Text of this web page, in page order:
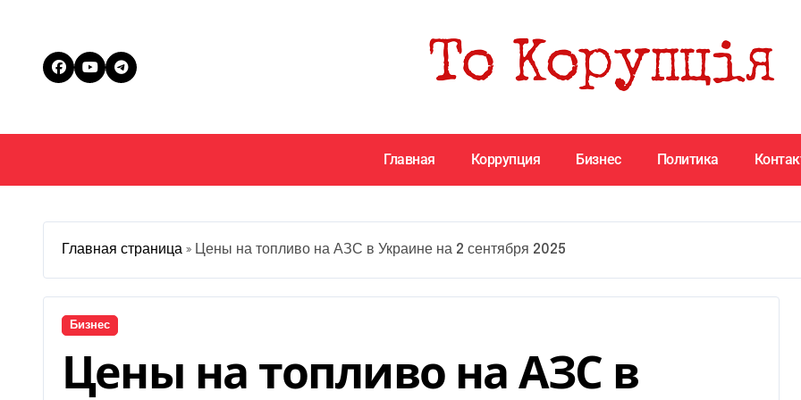
Главная Коррупция Бизнес Политика
Главная страница » Цены на топливо на АЗС в Украине на 2 сентября 2025
Бизнес
Цены на топливо на АЗС в